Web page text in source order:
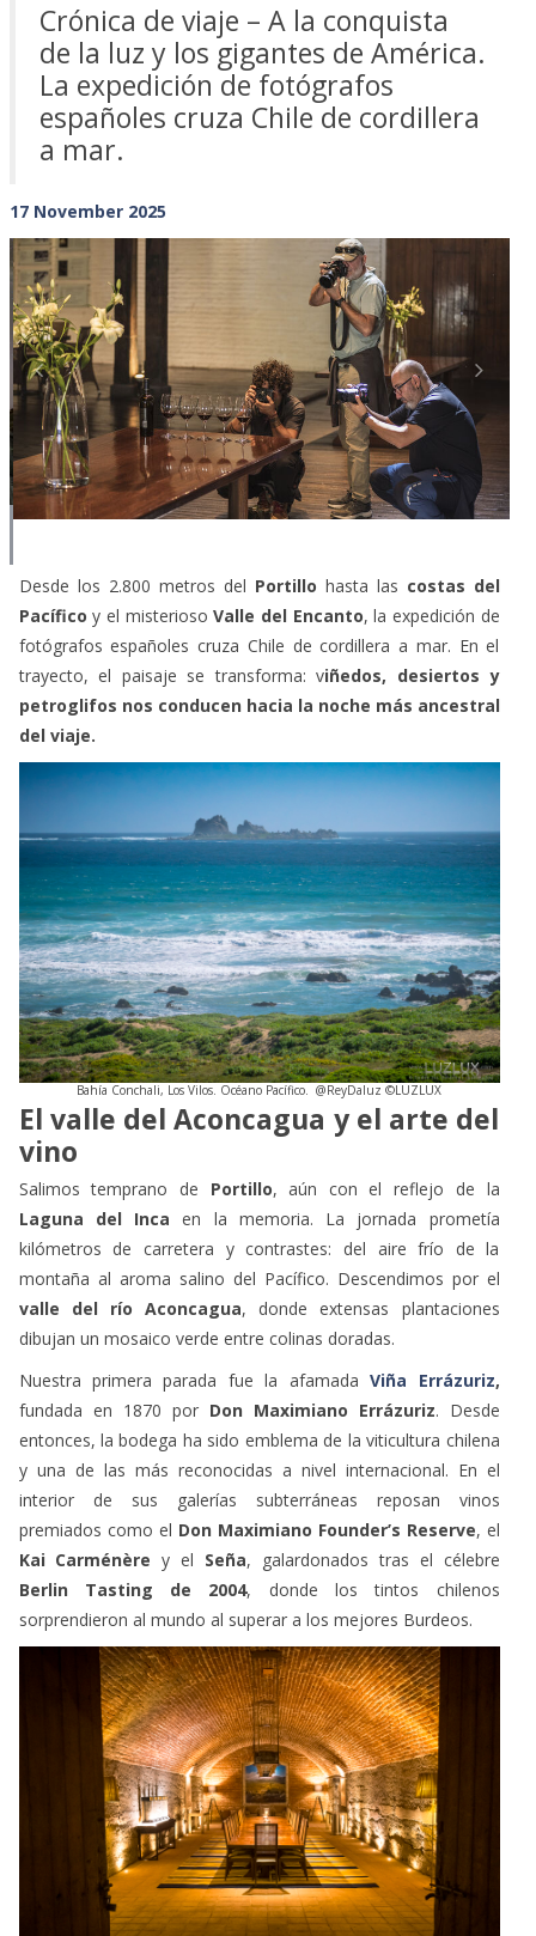
Crónica de viaje – A la conquista
de la luz y los gigantes de América.
La expedición de fotógrafos
españoles cruza Chile de cordillera
a mar.
17 November 2025
Previous Next
trayecto, el paisaje se transforma: v
iñedos, desiertos y
petroglifos nos conducen hacia la noche más ancestral
del viaje.
Bahía Conchali, Los Vilos. Océano Pacífico. @ReyDaluz ©LUZLUX
El valle del Aconcagua y el arte del
vino
Salimos temprano de
, aún con el reflejo de la
kilómetros de carretera y contrastes: del aire frío de la
montaña al aroma salino del Pacífico. Descendimos por el
valle del río Aconcagua
Nuestra primera parada fue la afamadaViña Errázuriz
entonces, la bodega ha sido emblema de la viticultura chilena
y una de las más reconocidas a nivel internacional. En el
interior de sus galerías subterráneas reposan vinos
premiados como el
y el
, galardonados tras el célebre
Berlin Tasting de 2004
, donde los tintos chilenos
sorprendieron al mundo al superar a los mejores Burdeos.
Sala de Bodega Errázuriz interior. @ReyDaluz ©LUZLUX